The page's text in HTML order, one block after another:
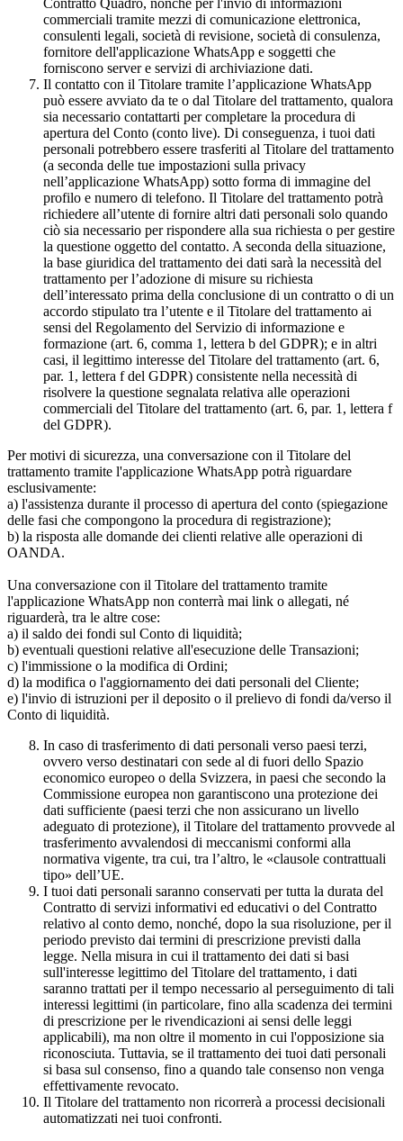
Contratto Quadro, nonché per l'invio di informazioni
commerciali tramite mezzi di comunicazione elettronica,
consulenti legali, società di revisione, società di consulenza,
fornitore dell'applicazione WhatsApp e soggetti che
forniscono server e servizi di archiviazione dati.
Il contatto con il Titolare tramite l’applicazione WhatsApp
può essere avviato da te o dal Titolare del trattamento, qualora
sia necessario contattarti per completare la procedura di
apertura del Conto (conto live). Di conseguenza, i tuoi dati
personali potrebbero essere trasferiti al Titolare del trattamento
(a seconda delle tue impostazioni sulla privacy
nell’applicazione WhatsApp) sotto forma di immagine del
profilo e numero di telefono. Il Titolare del trattamento potrà
richiedere all’utente di fornire altri dati personali solo quando
ciò sia necessario per rispondere alla sua richiesta o per gestire
la questione oggetto del contatto. A seconda della situazione,
la base giuridica del trattamento dei dati sarà la necessità del
trattamento per l’adozione di misure su richiesta
dell’interessato prima della conclusione di un contratto o di un
accordo stipulato tra l’utente e il Titolare del trattamento ai
sensi del Regolamento del Servizio di informazione e
formazione (art. 6, comma 1, lettera b del GDPR); e in altri
casi, il legittimo interesse del Titolare del trattamento (art. 6,
par. 1, lettera f del GDPR) consistente nella necessità di
risolvere la questione segnalata relativa alle operazioni
commerciali del Titolare del trattamento (art. 6, par. 1, lettera f
del GDPR).
Per motivi di sicurezza, una conversazione con il Titolare del
trattamento tramite l'applicazione WhatsApp potrà riguardare
esclusivamente:
a) l'assistenza durante il processo di apertura del conto (spiegazione
delle fasi che compongono la procedura di registrazione);
b) la risposta alle domande dei clienti relative alle operazioni di
OANDA.
Una conversazione con il Titolare del trattamento tramite
l'applicazione WhatsApp non conterrà mai link o allegati, né
riguarderà, tra le altre cose:
a) il saldo dei fondi sul Conto di liquidità;
b) eventuali questioni relative all'esecuzione delle Transazioni;
c) l'immissione o la modifica di Ordini;
d) la modifica o l'aggiornamento dei dati personali del Cliente;
e) l'invio di istruzioni per il deposito o il prelievo di fondi da/verso il
Conto di liquidità.
In caso di trasferimento di dati personali verso paesi terzi,
ovvero verso destinatari con sede al di fuori dello Spazio
economico europeo o della Svizzera, in paesi che secondo la
Commissione europea non garantiscono una protezione dei
dati sufficiente (paesi terzi che non assicurano un livello
adeguato di protezione), il Titolare del trattamento provvede al
trasferimento avvalendosi di meccanismi conformi alla
normativa vigente, tra cui, tra l’altro, le «clausole contrattuali
tipo» dell’UE.
I tuoi dati personali saranno conservati per tutta la durata del
Contratto di servizi informativi ed educativi o del Contratto
relativo al conto demo, nonché, dopo la sua risoluzione, per il
periodo previsto dai termini di prescrizione previsti dalla
legge. Nella misura in cui il trattamento dei dati si basi
sull'interesse legittimo del Titolare del trattamento, i dati
saranno trattati per il tempo necessario al perseguimento di tali
interessi legittimi (in particolare, fino alla scadenza dei termini
di prescrizione per le rivendicazioni ai sensi delle leggi
applicabili), ma non oltre il momento in cui l'opposizione sia
riconosciuta. Tuttavia, se il trattamento dei tuoi dati personali
si basa sul consenso, fino a quando tale consenso non venga
effettivamente revocato.
Il Titolare del trattamento non ricorrerà a processi decisionali
automatizzati nei tuoi confronti.